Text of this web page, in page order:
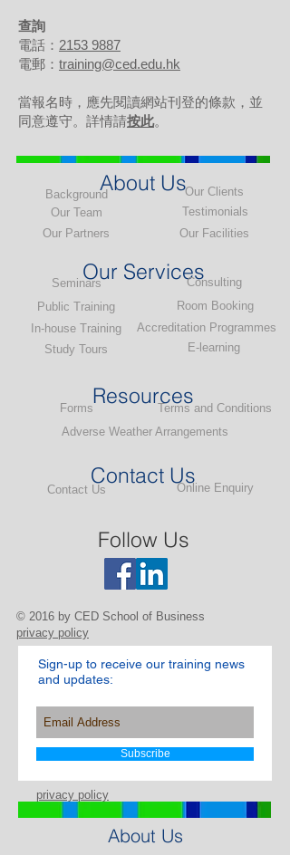
查詢
電話： 2153 9887
電郵： training@ced.edu.hk
當報名時，應先閱讀網站刊登的條款，並
同意遵守。詳情請按此。
Background
Our Team
Our Partners
Our Clients
Testimonials
Our Facilities
About Us
Our Services
Seminars
Public Training
In-house Training
Study Tours
Consulting
Room Booking
Accreditation Programmes
E-learning
Resources
Forms
Terms and Conditions
Adverse Weather Arrangements
Contact Us
Contact Us Online Enquiry
Follow Us
© 2016 by CED School of Business
privacy policy
Sign-up to receive our training news
and updates:
Subscribe
privacy policy
About Us